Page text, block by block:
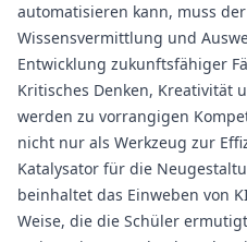
automatisieren kann, muss
Wissensvermittlung und
Entwicklung zukunftsfähiger
Kritisches Denken, Kreativität
werden zu vorrangigen
nicht nur als Werkzeug zur
Katalysator für die
beinhaltet das Einweben von
Weise, die die Schüler